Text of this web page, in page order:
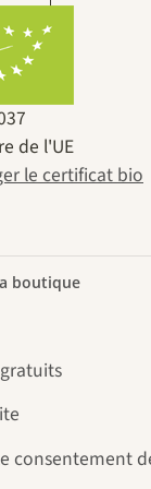
de l'UE
le certificat bio
boutique
consentement